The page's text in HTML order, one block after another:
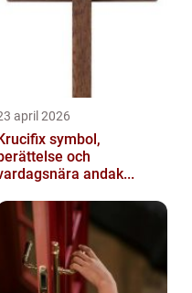
april 2026
symbol,
och
andak...